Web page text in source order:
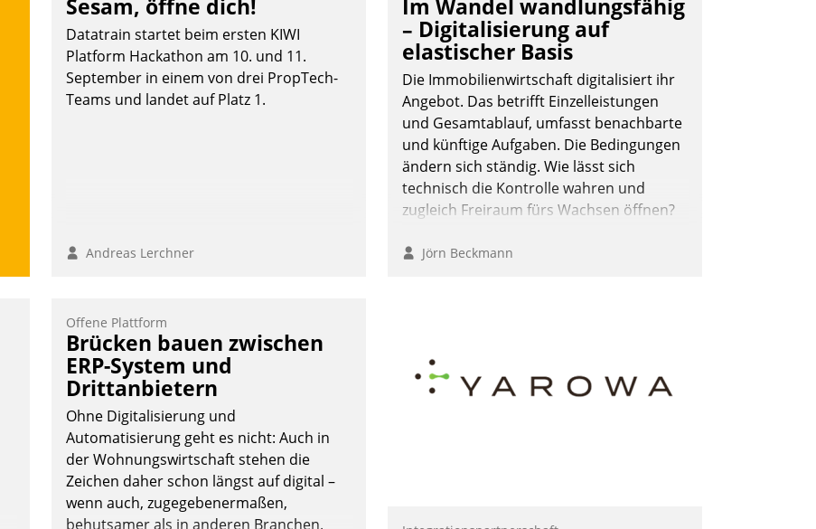
Immobilienunternehmen profitieren: Die
nahtlose Integration der Lösungen von
AktivBo und Datatrain ermöglicht
automatisiert ausgelöste, zielgerichtete
Mieterbefragungen – eine starke
Sesam, öffne dich!
Datatrain startet beim ersten KIWI
Platform Hackathon am 10. und 11.
September in einem von drei PropTech-
Teams und landet auf Platz 1.
Andreas Lerchner
Im Wandel wandlungsfähig
– Digitalisierung auf
elastischer Basis
Die Immobilienwirtschaft digitalisiert ihr
Angebot. Das betrifft Einzelleistungen
und Gesamtablauf, umfasst benachbarte
und künftige Aufgaben. Die Bedingungen
ändern sich ständig. Wie lässt sich
technisch die Kontrolle wahren und
zugleich Freiraum fürs Wachsen öffnen?
Jörn Beckmann
Offene Plattform
Brücken bauen zwischen
ERP-System und
Drittanbietern
Ohne Digitalisierung und
Automatisierung geht es nicht: Auch in
der Wohnungswirtschaft stehen die
Zeichen daher schon längst auf digital –
wenn auch, zugegebenermaßen,
behutsamer als in anderen Branchen.